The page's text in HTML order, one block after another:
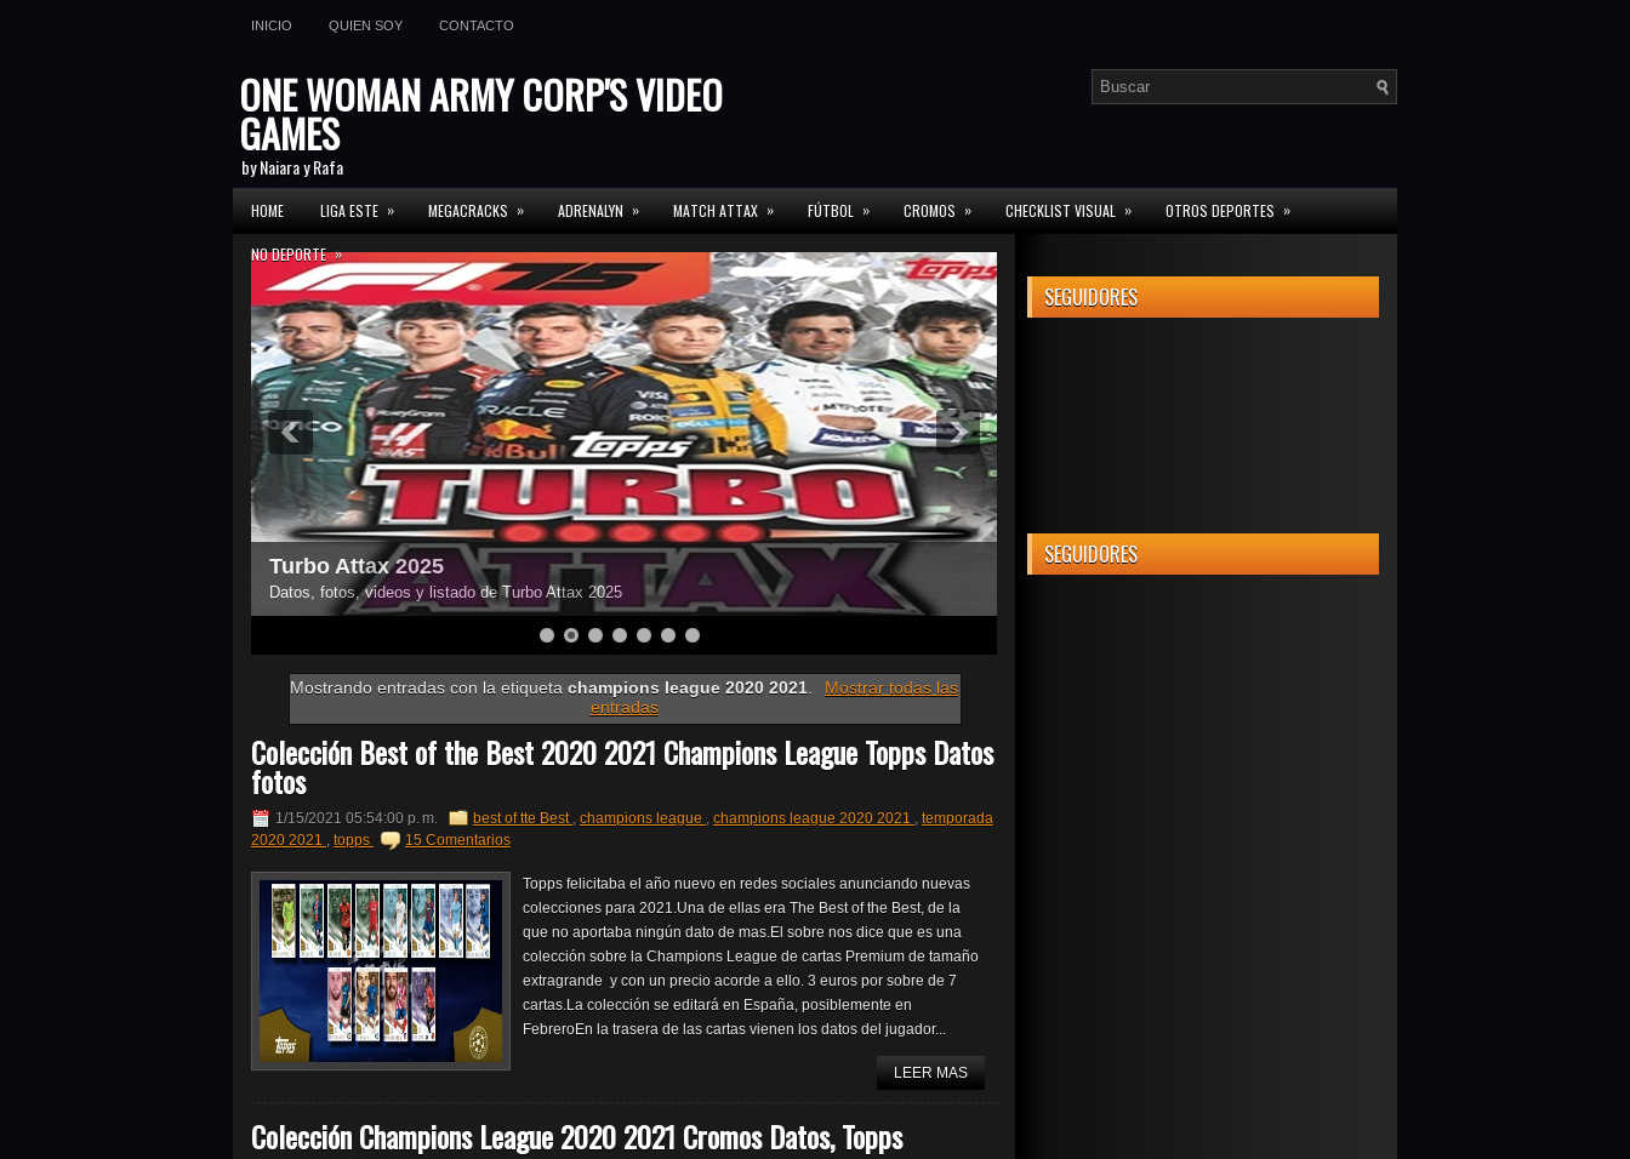
INICIO QUIEN SOY CONTACTO
ONE WOMAN ARMY CORP'S VIDEO
GAMES
by Naiara y Rafa
HOME LIGA ESTE » MEGACRACKS » ADRENALYN » MATCH ATTAX » FÚTBOL » CROMOS » CHECKLIST VISUAL » OTROS DEPORTES »
NO DEPORTE »
Turbo Attax 2025
Datos, fotos, videos y listado de Turbo Attax 2025
Mostrando entradas con la etiquetachampions league 2020 2021.
Mostrar todas las
entradas
Colección Best of the Best 2020 2021 Champions League Topps Datos
fotos
1/15/2021 05:54:00 p. m. best of tte Best champions league champions league 2020 2021
temporada
2020 2021
topps 15 Comentarios
Topps felicitaba el año nuevo en redes sociales anunciando nuevas
colecciones para 2021.Una de ellas era The Best of the Best, de la
que no aportaba ningún dato de mas.El sobre nos dice que es una
colección sobre la Champions League de cartas Premium de tamaño
extragrande y con un precio acorde a ello. 3 euros por sobre de 7
cartas.La colección se editará en España, posiblemente en
FebreroEn la trasera de las cartas vienen los datos del jugador...
LEER MAS
Colección Champions League 2020 2021 Cromos Datos, Topps
SEGUIDORES
SEGUIDORES